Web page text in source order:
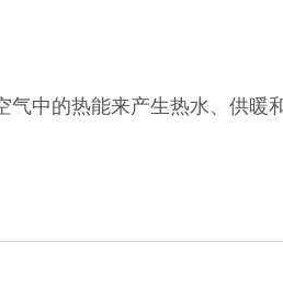
气中的热能来产生热水、供暖